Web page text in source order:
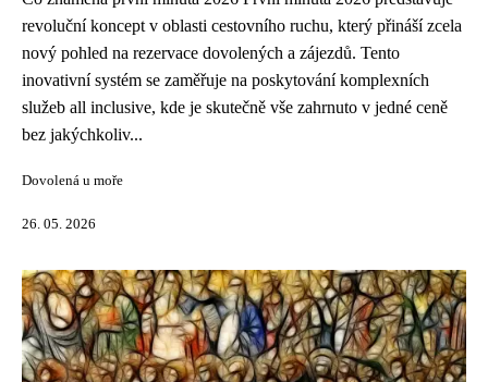
revoluční koncept v oblasti cestovního ruchu, který přináší zcela
nový pohled na rezervace dovolených a zájezdů. Tento
inovativní systém se zaměřuje na poskytování komplexních
služeb all inclusive, kde je skutečně vše zahrnuto v jedné ceně
bez jakýchkoliv...
Dovolená u moře
26. 05. 2026